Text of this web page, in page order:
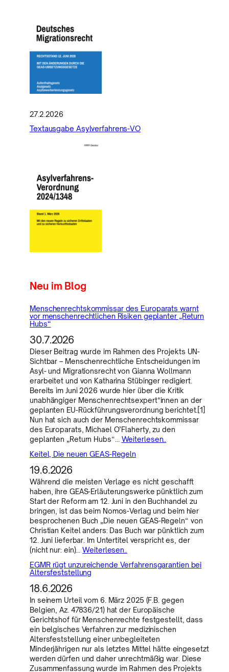
27.2.2026
Textausgabe Asylverfahrens-VO
Neu im Blog
Menschenrechtskommissar des Europarats warnt
vor menschenrechtlichen Risiken geplanter „Return
Hubs“
30.7.2026
Dieser Beitrag wurde im Rahmen des Projekts UN-
Sichtbar – Menschenrechtliche Entscheidungen im
Asyl- und Migrationsrecht von Gianna Wollmann
erarbeitet und von Katharina Stübinger redigiert.
Bereits im Juni 2026 wurde hier über die Kritik
unabhängiger Menschenrechtsexpert*innen an der
geplanten EU-Rückführungsverordnung berichtet.[1]
Nun hat sich auch der Menschenrechtskommissar
des Europarats, Michael O’Flaherty, zu den
geplanten „Return Hubs“… Weiterlesen..
Keitel, Die neuen GEAS-Regeln
19.6.2026
Während die meisten Verlage es nicht geschafft
haben, ihre GEAS-Erläuterungswerke pünktlich zum
Start der Reform am 12. Juni in den Buchhandel zu
bringen, ist das beim Nomos-Verlag und beim hier
besprochenen Buch „Die neuen GEAS-Regeln“ von
Christian Keitel anders: Das Buch war pünktlich zum
12. Juni lieferbar. Im Untertitel verspricht es, der
(nicht nur: ein)…Weiterlesen..
EGMR rügt unzureichende Verfahrensgarantien bei
Altersfeststellung
18.6.2026
In seinem Urteil vom 6. März 2025 (F.B. gegen
Belgien, Az. 47836/21) hat der Europäische
Gerichtshof für Menschenrechte festgestellt, dass
ein belgisches Verfahren zur medizinischen
Altersfeststellung einer unbegleiteten
Minderjährigen nur als letztes Mittel hätte eingesetzt
werden dürfen und daher unrechtmäßig war. Diese
Zusammenfassung wurde im Rahmen des Projekts